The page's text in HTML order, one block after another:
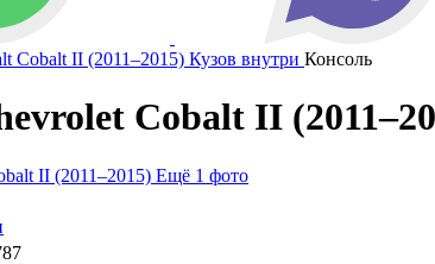
Cobalt II (2011–2015) Кузов внутри Консоль
Cobalt II
Ещё 1 фото